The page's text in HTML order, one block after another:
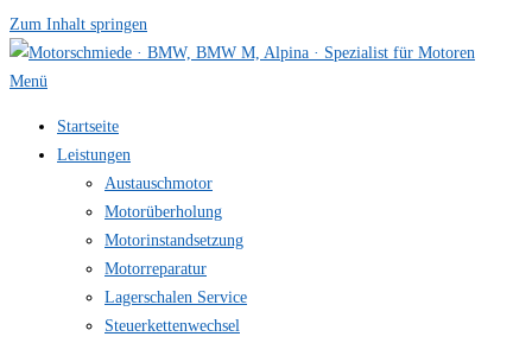
Zum Inhalt springen
Menü
Startseite
Leistungen
Austauschmotor
Motorüberholung
Motorinstandsetzung
Motorreparatur
Lagerschalen Service
Steuerkettenwechsel